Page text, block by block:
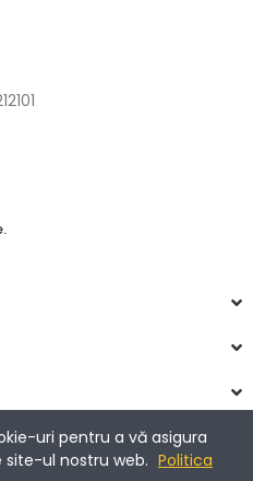
uri pentru a vă asigura
ul nostru web. Politica